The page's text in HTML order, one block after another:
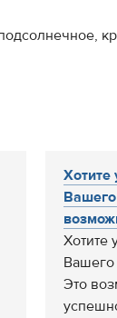
Хотите
Хотите
Вашего
Это